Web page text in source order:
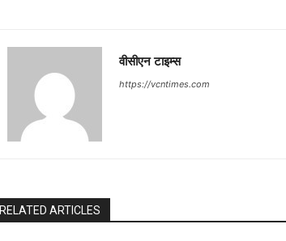
वीसीएन टाइम्स
https://vcntimes.com
RELATED ARTICLES